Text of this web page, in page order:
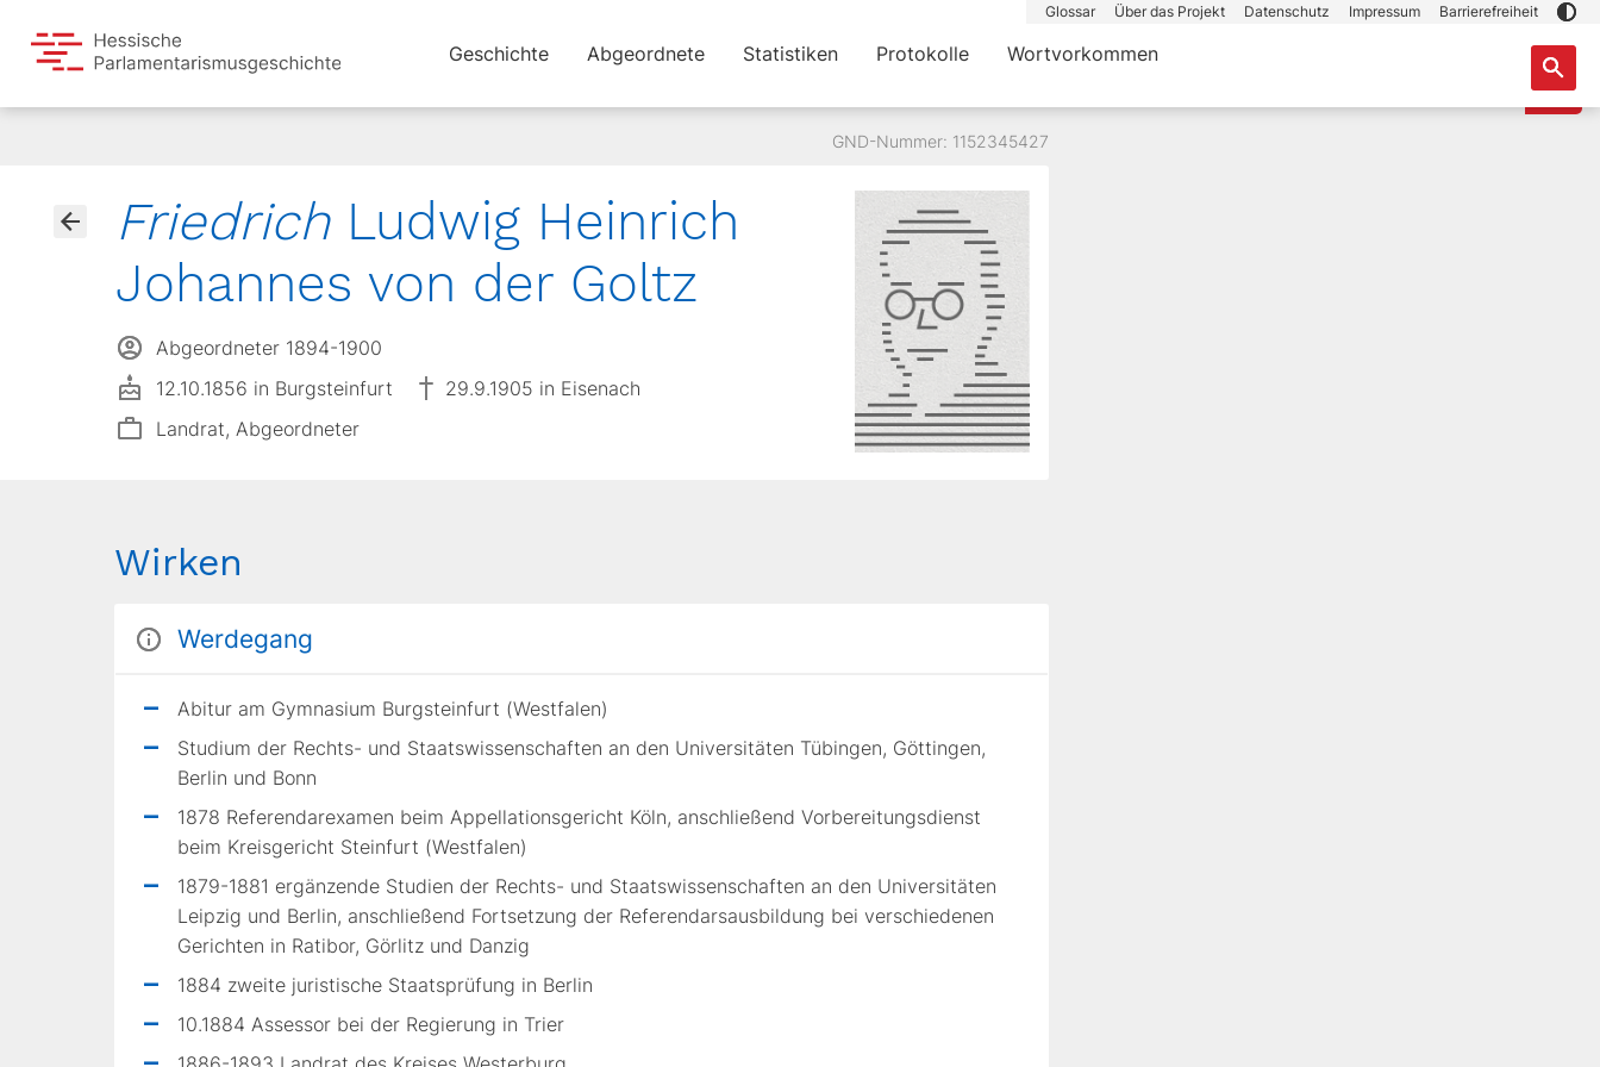
Glossar Über das Projekt Datenschutz Impressum Barrierefreiheit
Geschichte Abgeordnete Statistiken Protokolle Wortvorkommen
GND-Nummer: 1152345427
FriedrichLudwig Heinrich
Johannes von der Goltz
Abgeordneter 1894-1900
12.10.1856 in Burgsteinfurt
29.9.1905 in Eisenach
Landrat, Abgeordneter
Wirken
Werdegang
Abitur am Gymnasium Burgsteinfurt (Westfalen)
Studium der Rechts- und Staatswissenschaften an den Universitäten Tübingen, Göttingen,
Berlin und Bonn
1878 Referendarexamen beim Appellationsgericht Köln, anschließend Vorbereitungsdienst
beim Kreisgericht Steinfurt (Westfalen)
1879-1881 ergänzende Studien der Rechts- und Staatswissenschaften an den Universitäten
Leipzig und Berlin, anschließend Fortsetzung der Referendarsausbildung bei verschiedenen
Gerichten in Ratibor, Görlitz und Danzig
1884 zweite juristische Staatsprüfung in Berlin
10.1884 Assessor bei der Regierung in Trier